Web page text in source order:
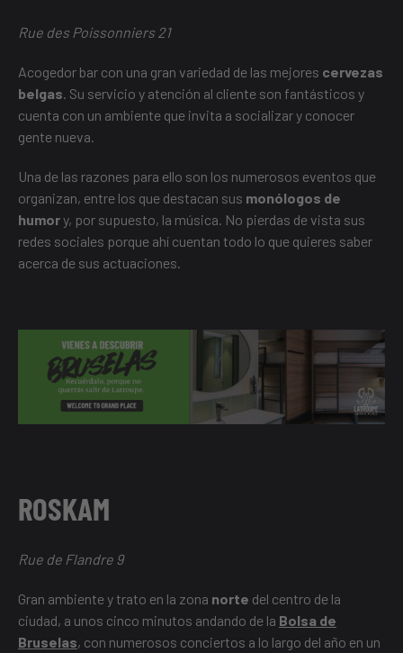
Rue des Poissonniers 21
Acogedor bar con una gran variedad de las mejores cervezas
belgas. Su servicio y atención al cliente son fantásticos y
cuenta con un ambiente que invita a socializar y conocer
gente nueva.
Una de las razones para ello son los numerosos eventos que
organizan, entre los que destacan sus monólogos de
humory, por supuesto, la música. No pierdas de vista sus
redes sociales porque ahí cuentan todo lo que quieres saber
acerca de sus actuaciones.
ROSKAM
Rue de Flandre 9
Gran ambiente y trato en la zona norte del centro de la
ciudad, a unos cinco minutos andando de la Bolsa de
Bruselas, con numerosos conciertos a lo largo del año en un